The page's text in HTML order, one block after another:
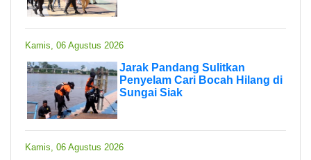
Kamis, 06 Agustus 2026
Jarak Pandang Sulitkan
Penyelam Cari Bocah Hilang di
Sungai Siak
Kamis, 06 Agustus 2026